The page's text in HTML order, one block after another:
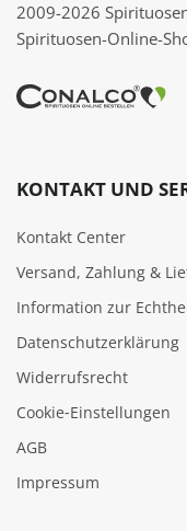
2009-2026
Spirituosen-Online-
KONTAKT UND
Kontakt Center
Versand, Zahlung &
Information zur
Datenschutzerklärung
Widerrufsrecht
Cookie‑Einstellungen
AGB
Impressum